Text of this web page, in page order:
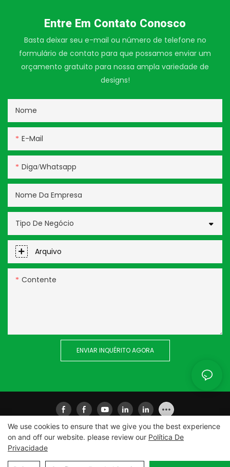
Entre Em Contato Conosco
Basta deixar seu e-mail ou número de telefone no
formulário de contato para que possamos enviar um
orçamento gratuito para nossa ampla variedade de
designs!
Nome
E-Mail
Diga/whatsapp
Nome Da Empresa
Tipo De Negócio
Arquivo
Contente
ENVIAR INQUÉRITO AGORA
Copyright © 2026
We use cookies to ensure that we give you the best experience
on and off our website. please review our Política De
Privacidade